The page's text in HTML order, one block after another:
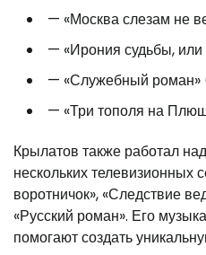
— «Москва слезам не
— «Ирония судьбы,
— «Служебный роман»
— «Три тополя на
Крылатов также работал
нескольких телевизионных
воротничок», «Следствие
«Русский роман». Его
помогают создать